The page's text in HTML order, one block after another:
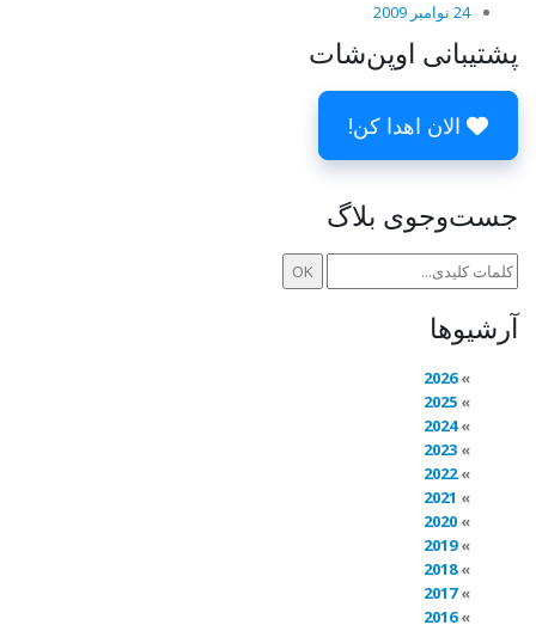
24 نوامبر 2009
پشتیبانی اوپن‌شات
الان اهدا کن!
جست‌وجوی بلاگ
آرشیوها
2026
2025
2024
2023
2022
2021
2020
2019
2018
2017
2016